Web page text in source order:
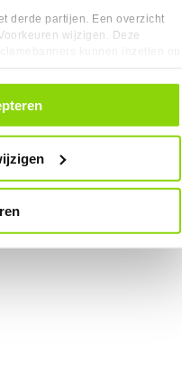
derde partijen. Een overzicht
wijzigen. Deze
altijd intrekken, dit doe je
op ‘Cookievoorkeuren’
© 2026